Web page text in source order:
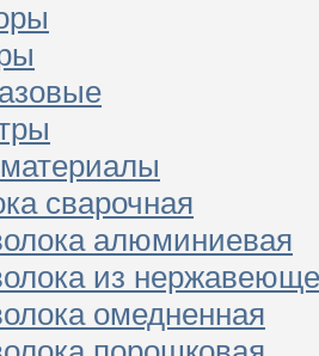
сварочная
алюминиевая
из
омедненная